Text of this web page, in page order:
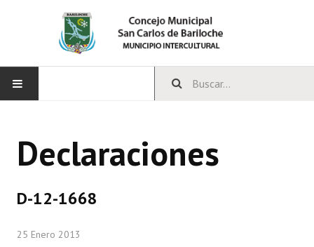
CONCEJO
Declaraciones
D-12-1668
25 Enero 2013